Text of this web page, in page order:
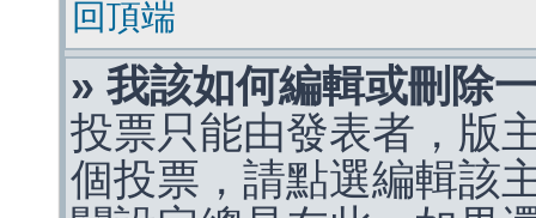
回頂端
» 我該如何編輯或刪除
投票只能由發表者，版
個投票，請點選編輯該